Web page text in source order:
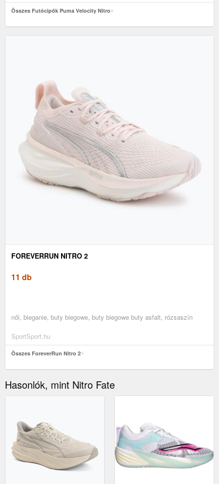
Összes Futócipők Puma Velocity Nitro
FOREVERRUN NITRO 2
11 db
női, bieganie, buty biegowe, buty biegowe buty asfalt, rózsaszín
SportSport.hu
Összes ForeverRun Nitro 2
Hasonlók, mint Nitro Fate